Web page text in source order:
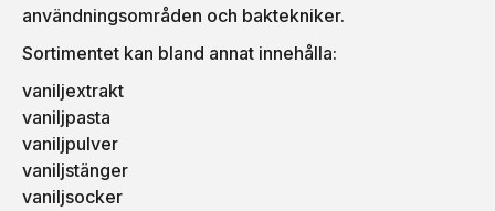
användningsområden och baktekniker.
Sortimentet kan bland annat innehålla:
vaniljextrakt
vaniljpasta
vaniljpulver
vaniljstänger
vaniljsocker